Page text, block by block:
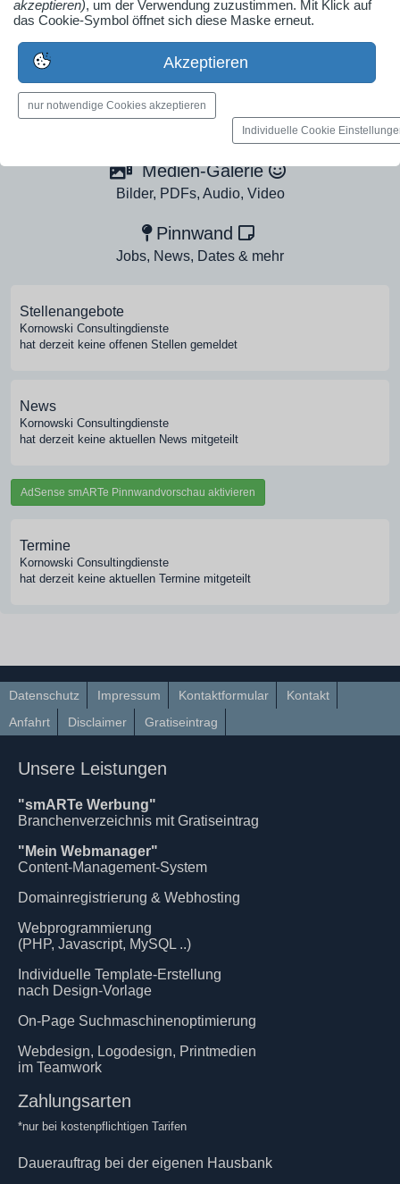
Ob Solo-Selbsständiger, Handwerksbetrieb oder
Industrieunternehmen
Erstelle jetzt ein gratis Firmenprofil für dein Unternehmen:
jetzt registrieren
Medien-Galerie
Bilder, PDFs, Audio, Video
Pinnwand
Jobs, News, Dates & mehr
Stellenangebote
Kornowski Consultingdienste
hat derzeit keine offenen Stellen gemeldet
News
Kornowski Consultingdienste
hat derzeit keine aktuellen News mitgeteilt
AdSense smARTe Pinnwandvorschau aktivieren
Termine
Kornowski Consultingdienste
hat derzeit keine aktuellen Termine mitgeteilt
Datenschutz Impressum Kontaktformular
Kontakt
Anfahrt
Disclaimer Gratiseintrag
Unsere Leistungen
"smARTe Werbung"
Branchenverzeichnis mit Gratiseintrag
"Mein Webmanager"
Content-Management-System
Domainregistrierung & Webhosting
Webprogrammierung
(PHP, Javascript, MySQL ..)
Individuelle Template-Erstellung
nach Design-Vorlage
On-Page Suchmaschinenoptimierung
Webdesign, Logodesign, Printmedien
im Teamwork
Zahlungsarten
*nur bei kostenpflichtigen Tarifen
Dauerauftrag bei der eigenen Hausbank
akzeptieren), um der Verwendung zuzustimmen. Mit Klick auf
das Cookie-Symbol öffnet sich diese Maske erneut.
Akzeptieren
nur notwendige Cookies akzeptieren
Individuelle Cookie